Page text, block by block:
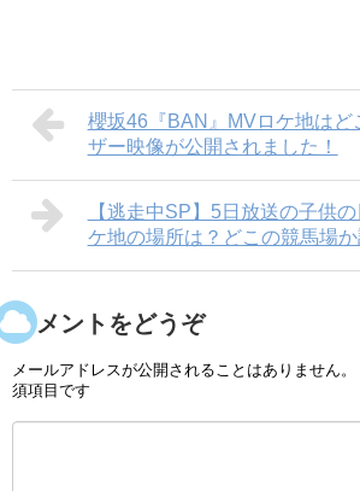
櫻坂46『BAN』MVロケ地はど
ザー映像が公開されました！
【逃走中SP】5日放送の子供
ケ地の場所は？どこの競馬場か
コメントをどうぞ
メールアドレスが公開されることはありません。
須項目です